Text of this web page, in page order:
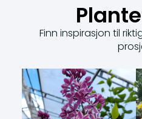
Finn inspirasjon til